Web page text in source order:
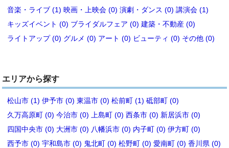
音楽・ライブ (1) 映画・上映会 (0) 演劇・ダンス (0) 講演会 (1)
キッズイベント (0) ブライダルフェア (0) 建築・不動産 (0)
ライトアップ (0) グルメ (0) アート (0) ビューティ (0) その他 (0)
エリアから探す
松山市 (1) 伊予市 (0) 東温市 (0) 松前町 (1) 砥部町 (0)
久万高原町 (0) 今治市 (0) 上島町 (0) 西条市 (0) 新居浜市 (0)
四国中央市 (0) 大洲市 (0) 八幡浜市 (0) 内子町 (0) 伊方町 (0)
西予市 (0) 宇和島市 (0) 鬼北町 (0) 松野町 (0) 愛南町 (0) 香川県 (0)